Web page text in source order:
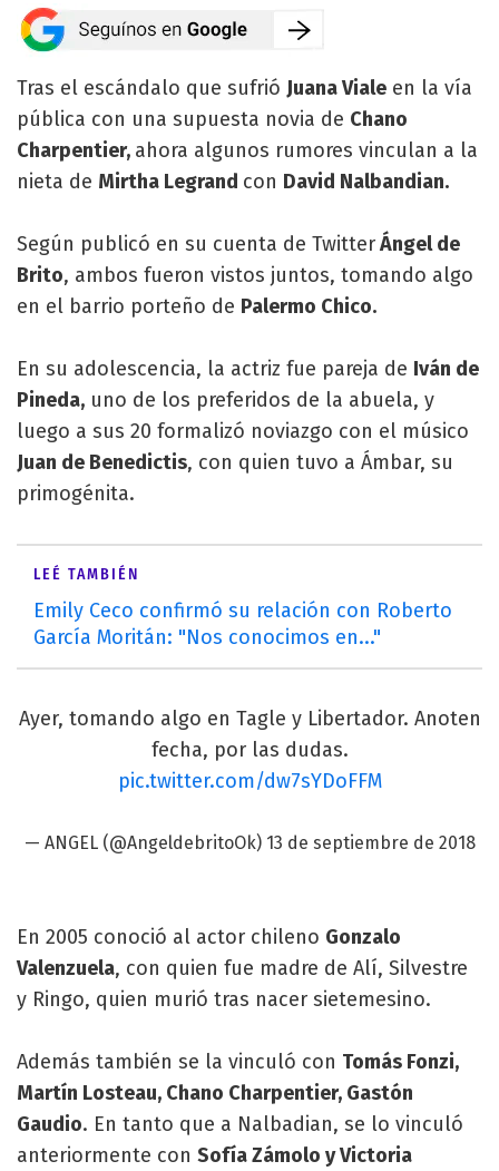
Tras el escándalo que sufrió Juana Viale en la vía
pública con una supuesta novia de Chano
Charpentier, ahora algunos rumores vinculan a la
nieta de Mirtha Legrand con David Nalbandian.
Según publicó en su cuenta de TwitterÁngel de
Brito, ambos fueron vistos juntos, tomando algo
en el barrio porteño de Palermo Chico.
En su adolescencia, la actriz fue pareja de Iván de
Pineda, uno de los preferidos de la abuela, y
luego a sus 20 formalizó noviazgo con el músico
Juan de Benedictis, con quien tuvo a Ámbar, su
primogénita.
LEÉ TAMBIÉN
Emily Ceco confirmó su relación con Roberto
García Moritán: "Nos conocimos en..."
Ayer, tomando algo en Tagle y Libertador. Anoten
fecha, por las dudas.
pic.twitter.com/dw7sYDoFFM
— ANGEL (@AngeldebritoOk) 13 de septiembre de 2018
En 2005 conoció al actor chileno Gonzalo
Valenzuela, con quien fue madre de Alí, Silvestre
y Ringo, quien murió tras nacer sietemesino.
Además también se la vinculó con Tomás Fonzi,
Martín Losteau, Chano Charpentier, Gastón
Gaudio. En tanto que a Nalbadian, se lo vinculó
anteriormente con Sofía Zámolo y Victoria